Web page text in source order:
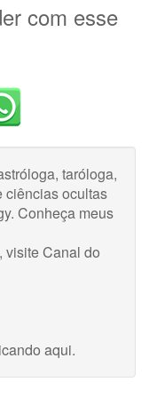
com esse
taróloga,
ciências ocultas
Conheça meus
, visiteCanal do
aqui.